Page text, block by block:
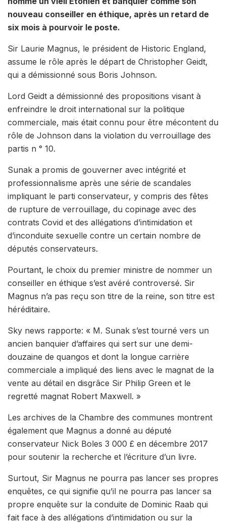
nouveau conseiller en éthique, après un retard de
six mois à pourvoir le poste.
Sir Laurie Magnus, le président de Historic England,
assume le rôle après le départ de Christopher Geidt,
qui a démissionné sous Boris Johnson.
Lord Geidt a démissionné des propositions visant à
enfreindre le droit international sur la politique
commerciale, mais était connu pour être mécontent du
rôle de Johnson dans la violation du verrouillage des
partis n ° 10.
Sunak a promis de gouverner avec intégrité et
professionnalisme après une série de scandales
impliquant le parti conservateur, y compris des fêtes
de rupture de verrouillage, du copinage avec des
contrats Covid et des allégations d’intimidation et
d’inconduite sexuelle contre un certain nombre de
députés conservateurs.
Pourtant, le choix du premier ministre de nommer un
conseiller en éthique s’est avéré controversé. Sir
Magnus n’a pas reçu son titre de la reine, son titre est
héréditaire.
Sky news rapporte: « M. Sunak s’est tourné vers un
ancien banquier d’affaires qui sert sur une demi-
douzaine de quangos et dont la longue carrière
commerciale a impliqué des liens avec le magnat de la
vente au détail en disgrâce Sir Philip Green et le
regretté magnat Robert Maxwell. »
Les archives de la Chambre des communes montrent
également que Magnus a donné au député
conservateur Nick Boles 3 000 £ en décembre 2017
pour soutenir la recherche et l’écriture d’un livre.
Surtout, Sir Magnus ne pourra pas lancer ses propres
enquêtes, ce qui signifie qu’il ne pourra pas lancer sa
propre enquête sur la conduite de Dominic Raab qui
fait face à des allégations d’intimidation ou sur la